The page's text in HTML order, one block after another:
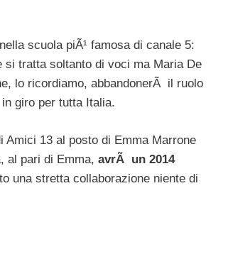
scuola piÃ¹ famosa di canale 5:
si tratta soltanto di voci ma Maria De
lo ricordiamo, abbandonerÃ il ruolo
giro per tutta Italia.
Amici 13 al posto di Emma Marrone
al pari di Emma, avrÃ un 2014
una stretta collaborazione niente di